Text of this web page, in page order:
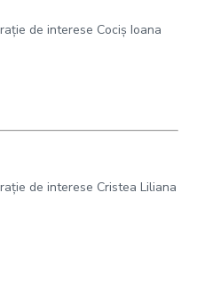
de interese Cociș Ioana
de interese Cristea Liliana